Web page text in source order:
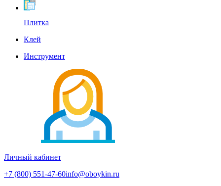
Плитка
Клей
Инструмент
Личный кабинет
+7 (800) 551-47-60info@oboykin.ru